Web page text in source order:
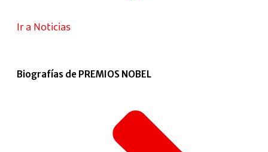
Ir a Noticias
Biografías de PREMIOS NOBEL